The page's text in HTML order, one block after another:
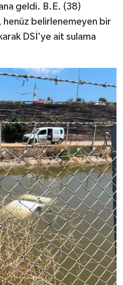
geldi. B.E. (38)
belirlenemeyen bir
DSİ'ye ait sulama